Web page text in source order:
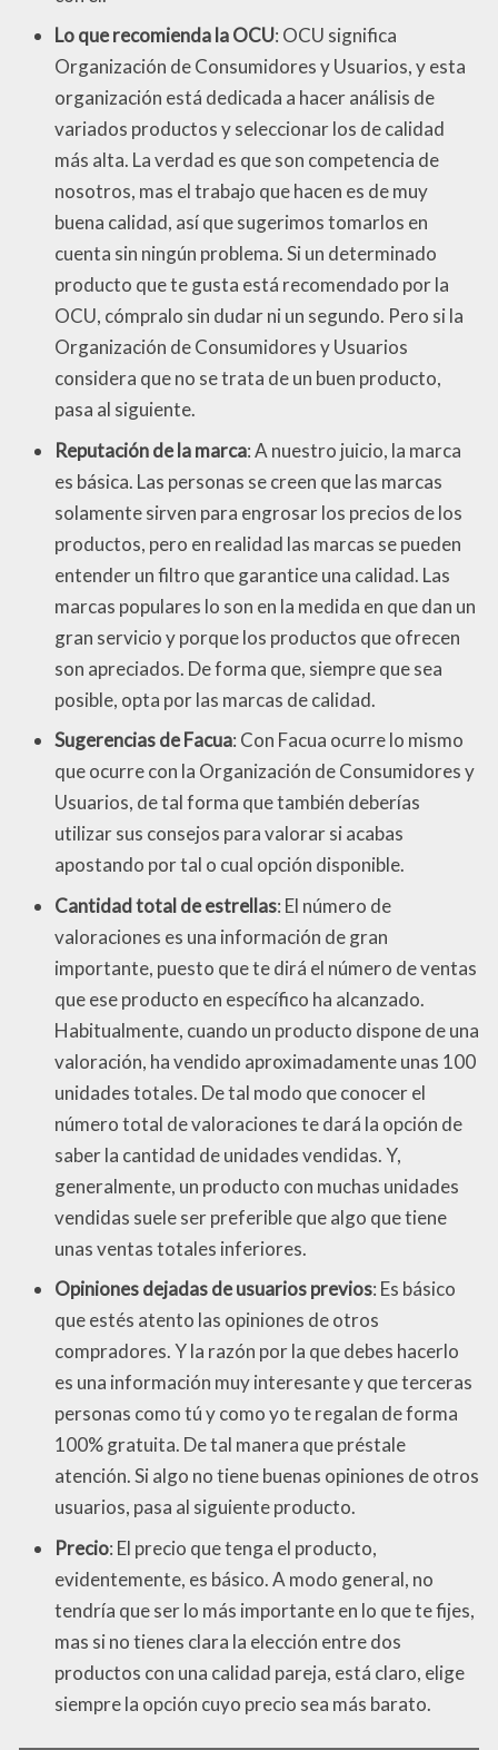
Lo que recomienda la OCU: OCU significa
Organización de Consumidores y Usuarios, y esta
organización está dedicada a hacer análisis de
variados productos y seleccionar los de calidad
más alta. La verdad es que son competencia de
nosotros, mas el trabajo que hacen es de muy
buena calidad, así que sugerimos tomarlos en
cuenta sin ningún problema. Si un determinado
producto que te gusta está recomendado por la
OCU, cómpralo sin dudar ni un segundo. Pero si la
Organización de Consumidores y Usuarios
considera que no se trata de un buen producto,
pasa al siguiente.
Reputación de la marca: A nuestro juicio, la marca
es básica. Las personas se creen que las marcas
solamente sirven para engrosar los precios de los
productos, pero en realidad las marcas se pueden
entender un filtro que garantice una calidad. Las
marcas populares lo son en la medida en que dan un
gran servicio y porque los productos que ofrecen
son apreciados. De forma que, siempre que sea
posible, opta por las marcas de calidad.
Sugerencias de Facua: Con Facua ocurre lo mismo
que ocurre con la Organización de Consumidores y
Usuarios, de tal forma que también deberías
utilizar sus consejos para valorar si acabas
apostando por tal o cual opción disponible.
Cantidad total de estrellas: El número de
valoraciones es una información de gran
importante, puesto que te dirá el número de ventas
que ese producto en específico ha alcanzado.
Habitualmente, cuando un producto dispone de una
valoración, ha vendido aproximadamente unas 100
unidades totales. De tal modo que conocer el
número total de valoraciones te dará la opción de
saber la cantidad de unidades vendidas. Y,
generalmente, un producto con muchas unidades
vendidas suele ser preferible que algo que tiene
unas ventas totales inferiores.
Opiniones dejadas de usuarios previos: Es básico
que estés atento las opiniones de otros
compradores. Y la razón por la que debes hacerlo
es una información muy interesante y que terceras
personas como tú y como yo te regalan de forma
100% gratuita. De tal manera que préstale
atención. Si algo no tiene buenas opiniones de otros
usuarios, pasa al siguiente producto.
Precio: El precio que tenga el producto,
evidentemente, es básico. A modo general, no
tendría que ser lo más importante en lo que te fijes,
mas si no tienes clara la elección entre dos
productos con una calidad pareja, está claro, elige
siempre la opción cuyo precio sea más barato.